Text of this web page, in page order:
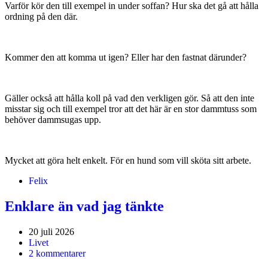
Varför kör den till exempel in under soffan? Hur ska det gå att hålla
ordning på den där.
Kommer den att komma ut igen? Eller har den fastnat därunder?
Gäller också att hålla koll på vad den verkligen gör. Så att den inte
misstar sig och till exempel tror att det här är en stor dammtuss som
behöver dammsugas upp.
Mycket att göra helt enkelt. För en hund som vill sköta sitt arbete.
Felix
Enklare än vad jag tänkte
20 juli 2026
Livet
2 kommentarer